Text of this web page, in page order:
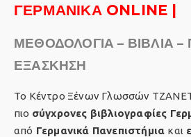
ΓΕΡΜΑΝΙΚΑ ONLINE |
ΜΕΘΟΔΟΛΟΓΙΑ – ΒΙΒΛΙΑ –
ΕΞΑΣΚΗΣΗ
Το Κέντρο Ξένων Γλωσσών
πιο σύγχρονες βιβλιογραφίες
από Γερμανικά Πανεπιστήμια και